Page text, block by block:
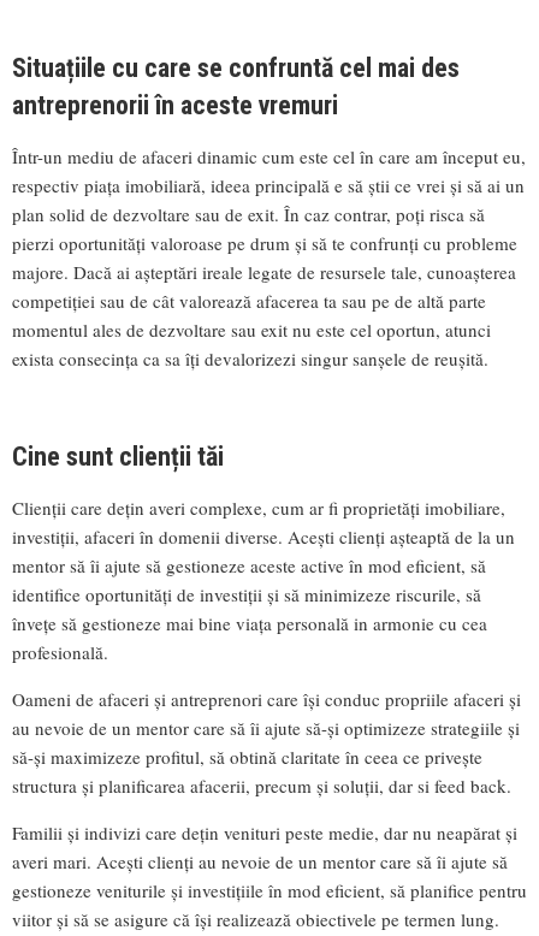
Situațiile cu care se confruntă cel mai des
antreprenorii în aceste vremuri
Într-un mediu de afaceri dinamic cum este cel în care am început eu,
respectiv piața imobiliară, ideea principală e să știi ce vrei și să ai un
plan solid de dezvoltare sau de exit. În caz contrar, poți risca să
pierzi oportunități valoroase pe drum și să te confrunți cu probleme
majore. Dacă ai așteptări ireale legate de resursele tale, cunoașterea
competiției sau de cât valorează afacerea ta sau pe de altă parte
momentul ales de dezvoltare sau exit nu este cel oportun, atunci
exista consecința ca sa îți devalorizezi singur sanșele de reușită.
Cine sunt clienții tăi
Clienții care dețin averi complexe, cum ar fi proprietăți imobiliare,
investiții, afaceri în domenii diverse. Acești clienți așteaptă de la un
mentor să îi ajute să gestioneze aceste active în mod eficient, să
identifice oportunități de investiții și să minimizeze riscurile, să
învețe să gestioneze mai bine viața personală in armonie cu cea
profesională.
Oameni de afaceri și antreprenori care își conduc propriile afaceri și
au nevoie de un mentor care să îi ajute să-și optimizeze strategiile și
să-și maximizeze profitul, să obtină claritate în ceea ce privește
structura și planificarea afacerii, precum și soluții, dar si feed back.
Familii și indivizi care dețin venituri peste medie, dar nu neapărat și
averi mari. Acești clienți au nevoie de un mentor care să îi ajute să
gestioneze veniturile și investițiile în mod eficient, să planifice pentru
viitor și să se asigure că își realizează obiectivele pe termen lung.